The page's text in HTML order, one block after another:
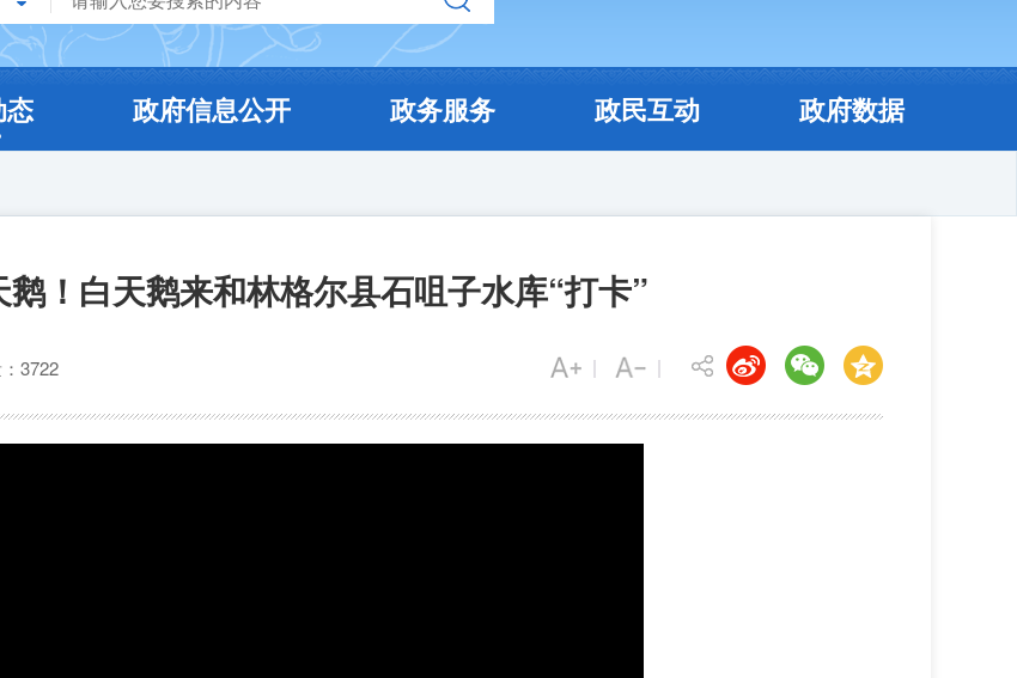
态 政府信息公开 政务服务 政民互动 政府数据
！白天鹅来和林格尔县石咀子水库“打卡”
3722